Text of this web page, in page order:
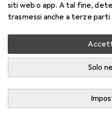
siti web o app. A tal fine,
trasmessi anche a terze
Solo
Accessori per
Giallo 33
Qui trovi accessori adatti per
Giallo 33 Prem.Inchiostro
Rilevanza
Elenco dei prodotti